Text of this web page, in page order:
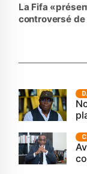
La Fifa
controversé de